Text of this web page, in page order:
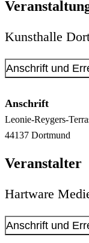
Kunsthalle
Anschrift und
Anschrift
Leonie-Reygers-
44137 Dortmund
Veranstalter
Hartware
Anschrift und